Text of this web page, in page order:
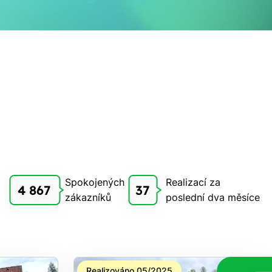
4 867
Spokojených
zákazníků
37
Realizací za
poslední dva měsíce